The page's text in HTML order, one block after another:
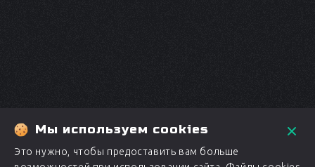
Мы используем cookies
Это нужно, чтобы предоставить вам больше